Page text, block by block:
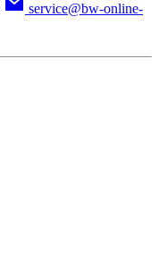
service@bw-online-